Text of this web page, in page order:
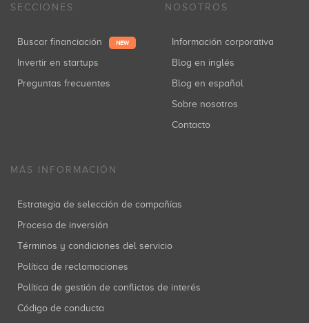
SECCIONES
Buscar financiación NEW
Invertir en startups
Preguntas frecuentes
NOSOTROS
Información corporativa
Blog en inglés
Blog en español
Sobre nosotros
Contacto
MÁS INFORMACIÓN
Estrategia de selección de compañías
Proceso de inversión
Términos y condiciones del servicio
Política de reclamaciones
Política de gestión de conflictos de interés
Código de conducta